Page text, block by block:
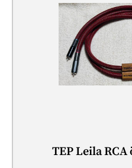
TEP Leila